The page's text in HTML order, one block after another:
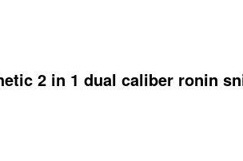
2 in 1 dual caliber ronin